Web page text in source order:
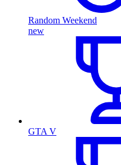
Random Weekend
new
GTA V